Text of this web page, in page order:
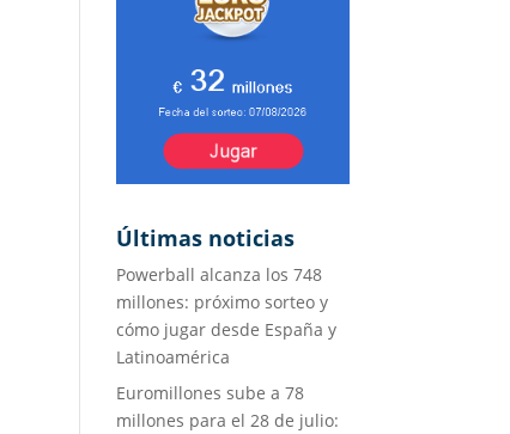
Últimas noticias
Powerball alcanza los 748
millones: próximo sorteo y
cómo jugar desde España y
Latinoamérica
Euromillones sube a 78
millones para el 28 de julio: